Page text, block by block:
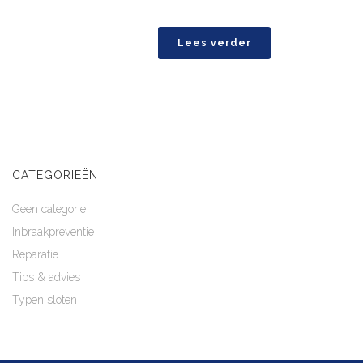
Lees verder
CATEGORIEËN
Geen categorie
Inbraakpreventie
Reparatie
Tips & advies
Typen sloten